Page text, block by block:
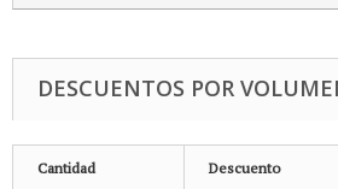
DESCUENTOS POR
Cantidad Descuento